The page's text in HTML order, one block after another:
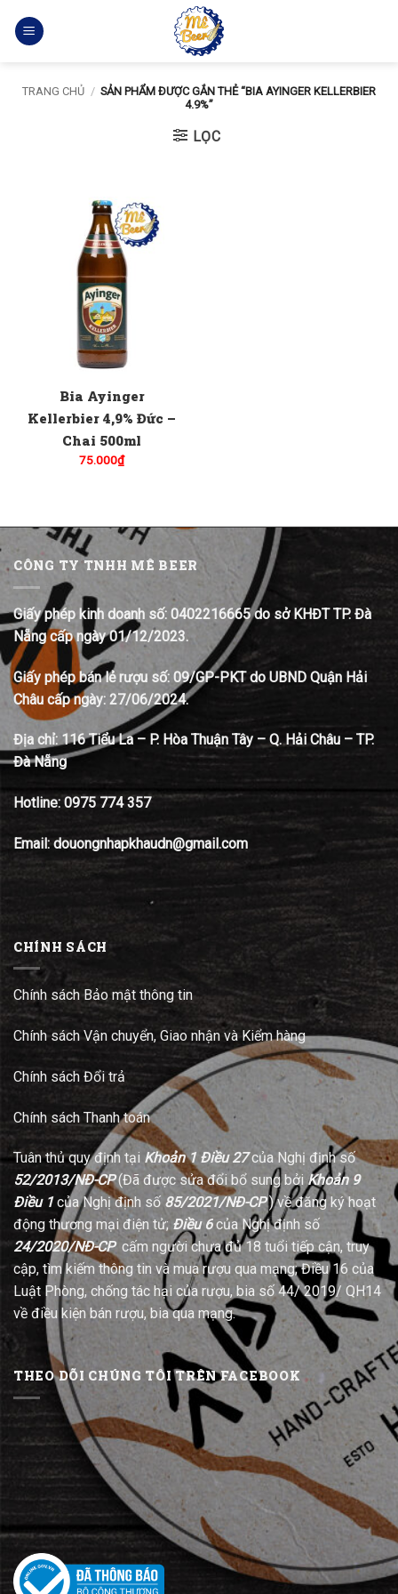
qua
TRANG CHỦ / SẢN PHẨM ĐƯỢC GẮN THẺ “BIA AYINGER KELLERBIER
4.9%”
LỌC
Bia Ayinger
Kellerbier 4,9% Đức –
Chai 500ml
75.000₫
CÔNG TY TNHH MÊ BEER
Giấy phép kinh doanh số: 0402216665 do sở KHĐT TP. Đà
Nẵng cấp ngày 01/12/2023.
Giấy phép bán lẻ rượu số: 09/GP-PKT do UBND Quận Hải
Châu cấp ngày: 27/06/2024.
Địa chỉ: 116 Tiểu La – P. Hòa Thuận Tây – Q. Hải Châu – TP.
Đà Nẵng
Hotline: 0975 774 357
Email: douongnhapkhaudn@gmail.com
CHÍNH SÁCH
Chính sách Bảo mật thông tin
Chính sách Vận chuyển, Giao nhận và Kiểm hàng
Chính sách Đổi trả
Chính sách Thanh toán
Tuân thủ quy định tại Khoản 1 Điều 27của Nghị định số
52/2013/NĐ-CP(Đã được sửa đổi bổ sung bởi Khoản 9
Điều 1của Nghị định số 85/2021/NĐ-CP) về đăng ký hoạt
động thương mại điện tử; Điều 6của Nghị định số
24/2020/NĐ-CPcấm người chưa đủ 18 tuổi tiếp cận, truy
cập, tìm kiếm thông tin và mua rượu qua mạng; Điều 16 của
Luật Phòng, chống tác hại của rượu, bia số 44/ 2019/ QH14
về điều kiện bán rượu, bia qua mạng.
THEO DÕI CHÚNG TÔI TRÊN FACEBOOK